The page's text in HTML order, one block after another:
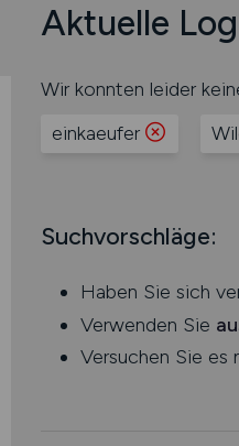
Aktuelle
Wir konnten leider
einkaeufer
Suchvorschläge:
Haben Sie sich
Verwenden Sie
Versuchen Sie